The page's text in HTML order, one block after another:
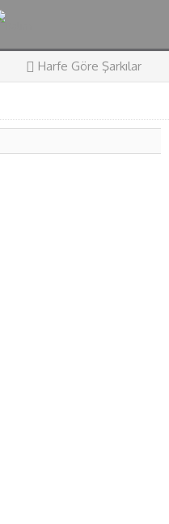
Harfe Göre Şarkılar